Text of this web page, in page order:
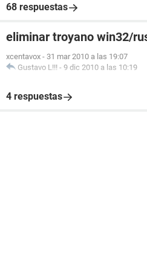
68 respuestas
eliminar troyano win32/
xcentavox - 31 mar 2010 a las 19:07
Gustavo L!!! - 9 dic 2010 a las 10:19
4 respuestas